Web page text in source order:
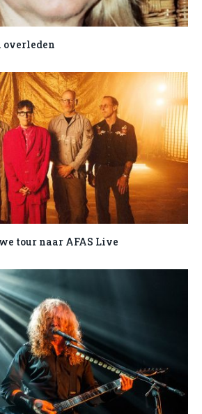
overleden
tour naar AFAS Live